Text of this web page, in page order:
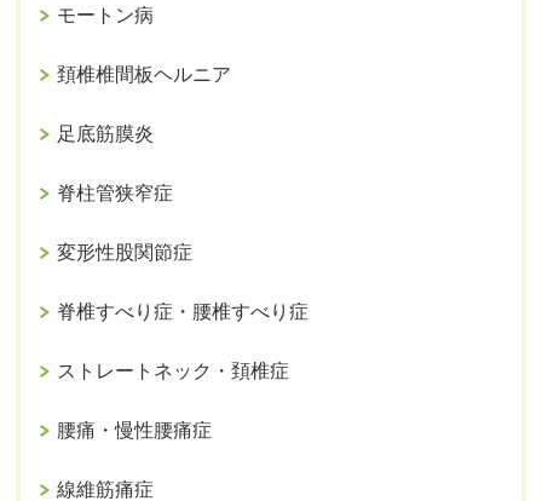
モートン病
頚椎椎間板ヘルニア
足底筋膜炎
脊柱管狭窄症
変形性股関節症
脊椎すべり症・腰椎すべり症
ストレートネック・頚椎症
腰痛・慢性腰痛症
線維筋痛症